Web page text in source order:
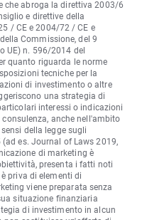
che abroga la direttiva 2003/6
e direttive della
/ CE e 2004/72 / CE e
Commissione, del 9
UE) n. 596/2014 del
quanto riguarda le norme
tecniche per la
di investimento o altre
una strategia di
interessi o indicazioni
anche nell'ambito
della legge sugli
es. Journal of Laws 2019,
di marketing è
presenta i fatti noti
priva di elementi di
viene preparata senza
situazione finanziaria
di investimento in alcun